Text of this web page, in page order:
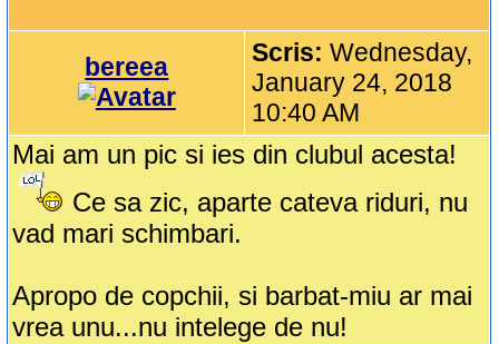
bereea Scris:Wednesday,
January 24, 2018
10:40 AM
Mai am un pic si ies din clubul acesta!
Ce sa zic, aparte cateva riduri, nu
vad mari schimbari.
Apropo de copchii, si barbat-miu ar mai
vrea unu...nu intelege de nu!